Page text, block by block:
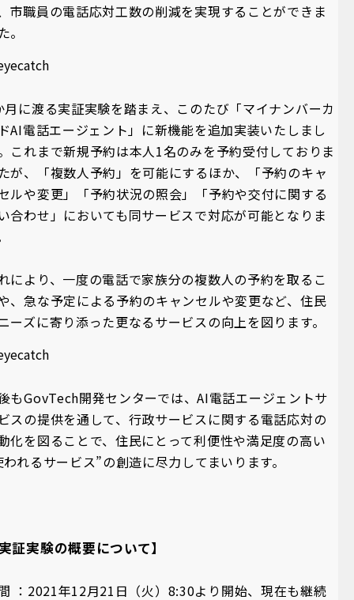
市職員の電話応対工数の削減を実現することができま
。
月に渡る実証実験を踏まえ、このたび「マイナンバーカ
AI電話エージェント」に新機能を追加実装いたしまし
これまで新規予約は本人1名のみを予約受付しておりま
が、「複数人予約」を可能にするほか、「予約のキャ
ルや変更」「予約状況の照会」「予約や交付に関する
合わせ」においても同サービスで対応が可能となりま
により、一度の電話で家族分の複数人の予約を取るこ
、急な予定による予約のキャンセルや変更など、住民
ーズに寄り添った更なるサービスの向上を図ります。
もGovTech開発センターでは、AI電話エージェントサ
スの提供を通して、行政サービスに関する電話応対の
化を図ることで、住民にとって利便性や満足度の高い
われるサービス”の創造に尽力してまいります。
証実験の概要について】
：2021年12月21日（火）8:30より開始、現在も継続